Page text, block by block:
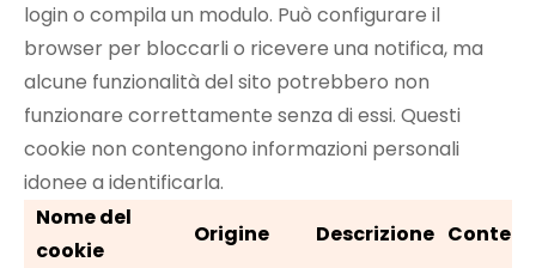
login o compila un modulo. Può configurare il
browser per bloccarli o ricevere una notifica, ma
alcune funzionalità del sito potrebbero non
funzionare correttamente senza di essi. Questi
cookie non contengono informazioni personali
idonee a identificarla.
Nome del
cookie
Origine Descrizione